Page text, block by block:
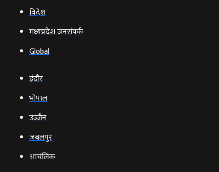
विदेश
मध्यप्रदेश जनसंपर्क
Global
इंदौर
भोपाल
उज्‍जैन
जबलपुर
आचंलिक